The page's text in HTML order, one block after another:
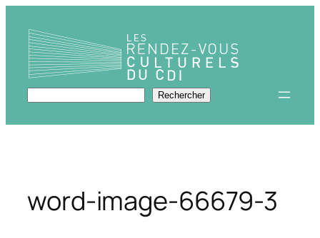
contenu
Rechercher Rechercher
word-image-66679-3